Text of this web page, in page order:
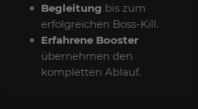
Begleitung bis zum
erfolgreichen Boss-Kill.
Erfahrene Booster
übernehmen den
kompletten Ablauf.